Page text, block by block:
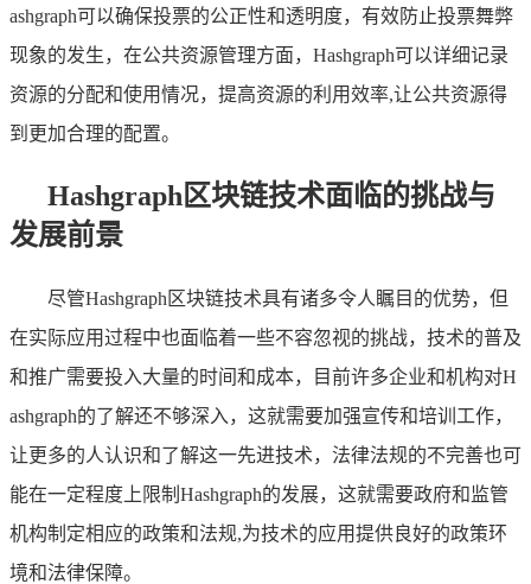
ashgraph可以确保投票的公正性和透明度，有效防止投票舞弊
现象的发生，在公共资源管理方面，Hashgraph可以详细记录
资源的分配和使用情况，提高资源的利用效率,让公共资源得
到更加合理的配置。
Hashgraph区块链技术面临的挑战与
发展前景
尽管Hashgraph区块链技术具有诸多令人瞩目的优势，但
在实际应用过程中也面临着一些不容忽视的挑战，技术的普及
和推广需要投入大量的时间和成本，目前许多企业和机构对H
ashgraph的了解还不够深入，这就需要加强宣传和培训工作，
让更多的人认识和了解这一先进技术，法律法规的不完善也可
能在一定程度上限制Hashgraph的发展，这就需要政府和监管
机构制定相应的政策和法规,为技术的应用提供良好的政策环
境和法律保障。